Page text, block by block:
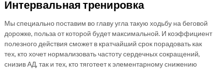
Интервальная тренировка
Мы специально поставим во главу угла такую ходьбу на беговой
дорожке, польза от которой будет максимальной. И коэффициент
полезного действия сможет в кратчайший срок порадовать как
тех, кто хочет нормализовать частоту сердечных сокращений,
снизив АД, так и тех, кто тяготеет к элементарному снижению